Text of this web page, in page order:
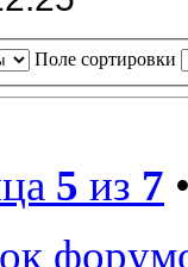
Поле сортировки
5 из 7